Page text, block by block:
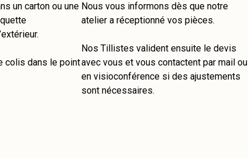
un carton ou une
colis dans le point
Nous vous informons dès que notre
atelier a réceptionné vos pièces.
Nos Tillistes valident ensuite le devis
avec vous et vous contactent par mail ou
en visioconférence si des ajustements
sont nécessaires.